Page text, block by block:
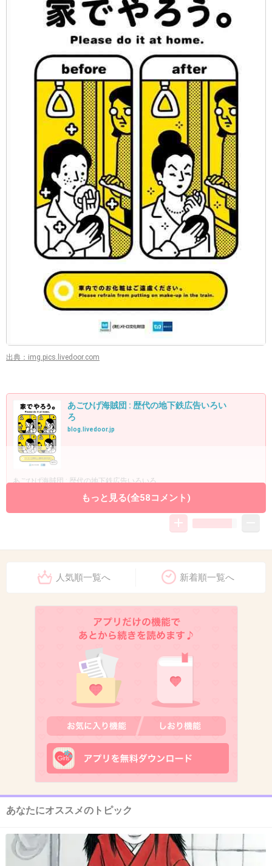
出典：img.pics.livedoor.com
あごひげ海賊団 : 歴代の地下鉄広告いろい
ろ
blog.livedoor.jp
あごひげ海賊団 : 歴代の地下鉄広告いろいろ
アメリカでやろう。好きｗｗｗｗｗｗｗｗ
ワロタｗｗｗ
2013/04/03(水) 17:17:30
この広告おもしろいよね！
+38 -2
5. 匿名 2013/04/03(水) 17:17:52
もっと見る(全58コメント)
人気順一覧へ 新着順一覧へ
あなたにオススメのトピック